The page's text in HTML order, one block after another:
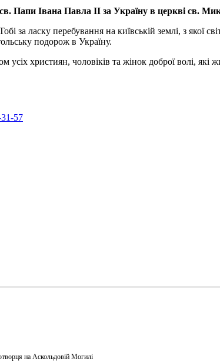
Папи Івана Павла ІІ за Україну в церкві св.
за ласку перебування на київській землі, з якої
подорож в Україну.
християн, чоловіків та жінок доброї волі, які
57
на Аскольдовій Могилі